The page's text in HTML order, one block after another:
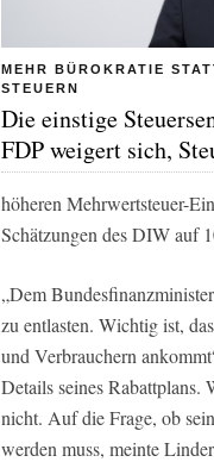
MEHR BÜROKRATIE
STEUERN
Die einstige
FDP weigert sich,
höheren Mehrwertsteuer-
Schätzungen des DIW auf
„Dem
zu entlasten. Wichtig ist,
und Verbrauchern
Details seines Rabattplans.
nicht. Auf die Frage, ob
werden muss, meinte